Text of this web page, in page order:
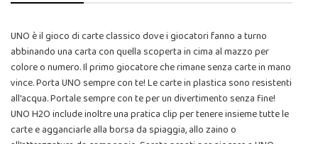
UNO è il gioco di carte classico dove i giocatori fanno a turno
abbinando una carta con quella scoperta in cima al mazzo per
colore o numero. Il primo giocatore che rimane senza carte in mano
vince. Porta UNO sempre con te! Le carte in plastica sono resistenti
all'acqua. Portale sempre con te per un divertimento senza fine!
UNO H2O include inoltre una pratica clip per tenere insieme tutte le
carte e agganciarle alla borsa da spiaggia, allo zaino o